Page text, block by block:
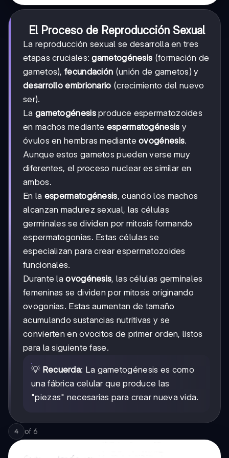
El Proceso de Reproducción Sexual
La reproducción sexual se desarrolla en tres
etapas cruciales:gametogénesis (formación de
gametos),fecundación (unión de gametos) y
desarrollo embrionario (crecimiento del nuevo
ser).
La gametogénesisproduce espermatozoides
en machos mediante espermatogénesis y
óvulos en hembras medianteovogénesis.
Aunque estos gametos pueden verse muy
diferentes, el proceso nuclear es similar en
ambos.
En la espermatogénesis, cuando los machos
alcanzan madurez sexual, las células
germinales se dividen por mitosis formando
espermatogonias. Estas células se
especializan para crear espermatozoides
funcionales.
Durante laovogénesis, las células germinales
femeninas se dividen por mitosis originando
ovogonias. Estas aumentan de tamaño
acumulando sustancias nutritivas y se
convierten en ovocitos de primer orden, listos
para la siguiente fase.
💡 Recuerda: La gametogénesis es como
una fábrica celular que produce las
"piezas" necesarias para crear nueva vida.
4 of 6